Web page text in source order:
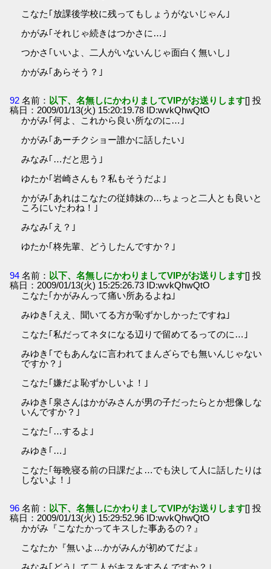
こなた｢放課後学校に残ってもしょうがないじゃん｣
かがみ｢それじゃ続きはつかさに…｣
つかさ｢いいよ、二人がいないんじゃ面白く無いし｣
かがみ｢あらそう？｣
92 名前： 以下、名無しにかわりましてVIPがお送りします[] 投
稿日：2009/01/13(火) 15:20:19.78 ID:wvkQhwQtO
かがみ｢何よ、これから良い所なのに…｣
かがみ｢あーチクショー誰かに話したい｣
みなみ｢…だと思う｣
ゆたか｢岩崎さんも？私もそうだよ｣
かがみ｢あれはこなたの従姉妹の…ちょっと二人とも良いと
ころにいたわね！｣
みなみ｢え？｣
ゆたか｢柊先輩、どうしたんですか？｣
94 名前： 以下、名無しにかわりましてVIPがお送りします[] 投
稿日：2009/01/13(火) 15:25:26.73 ID:wvkQhwQtO
こなた｢かがみんって痛い所あるよね｣
みゆき｢ええ、聞いてる方が恥ずかしかったですね｣
こなた｢私だってネタになる辺りで留めてるってのに…｣
みゆき｢でもあんなに言われてまんざらでも無いんじゃない
ですか？｣
こなた｢嫌だよ恥ずかしいよ！｣
みゆき｢泉さんはかがみさんが男の子だったらとか想像しな
いんですか？｣
こなた｢…するよ｣
みゆき｢…｣
こなた｢毎晩寝る前の日課だよ…でも決して人に話したりは
しないよ！｣
96 名前： 以下、名無しにかわりましてVIPがお送りします[] 投
稿日：2009/01/13(火) 15:29:52.96 ID:wvkQhwQtO
かがみ『こなたかってキスした事あるの？』
こなたか『無いよ…かがみんが初めてだよ』
みなみ｢どうして二人がキスをするんですか？｣